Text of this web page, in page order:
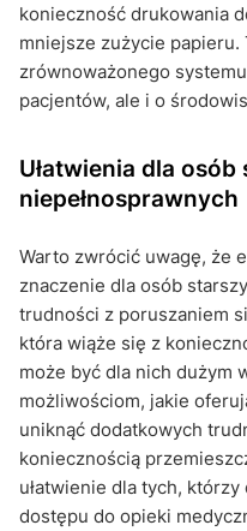
konieczność drukowania
mniejsze zużycie
zrównoważonego
pacjentów, ale i o
Ułatwienia dla
niepełnosprawnych
Warto zwrócić uwagę, że
znaczenie dla osób
trudności z poruszaniem
która wiąże się z
może być dla nich dużym
możliwościom, jakie
uniknąć dodatkowych
koniecznością
ułatwienie dla tych,
dostępu do opieki